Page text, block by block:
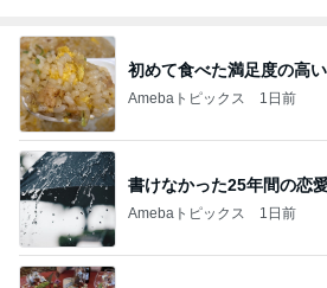
初めて食べた満足度の高
Amebaトピックス 1日前
書けなかった25年間の恋
Amebaトピックス 1日前